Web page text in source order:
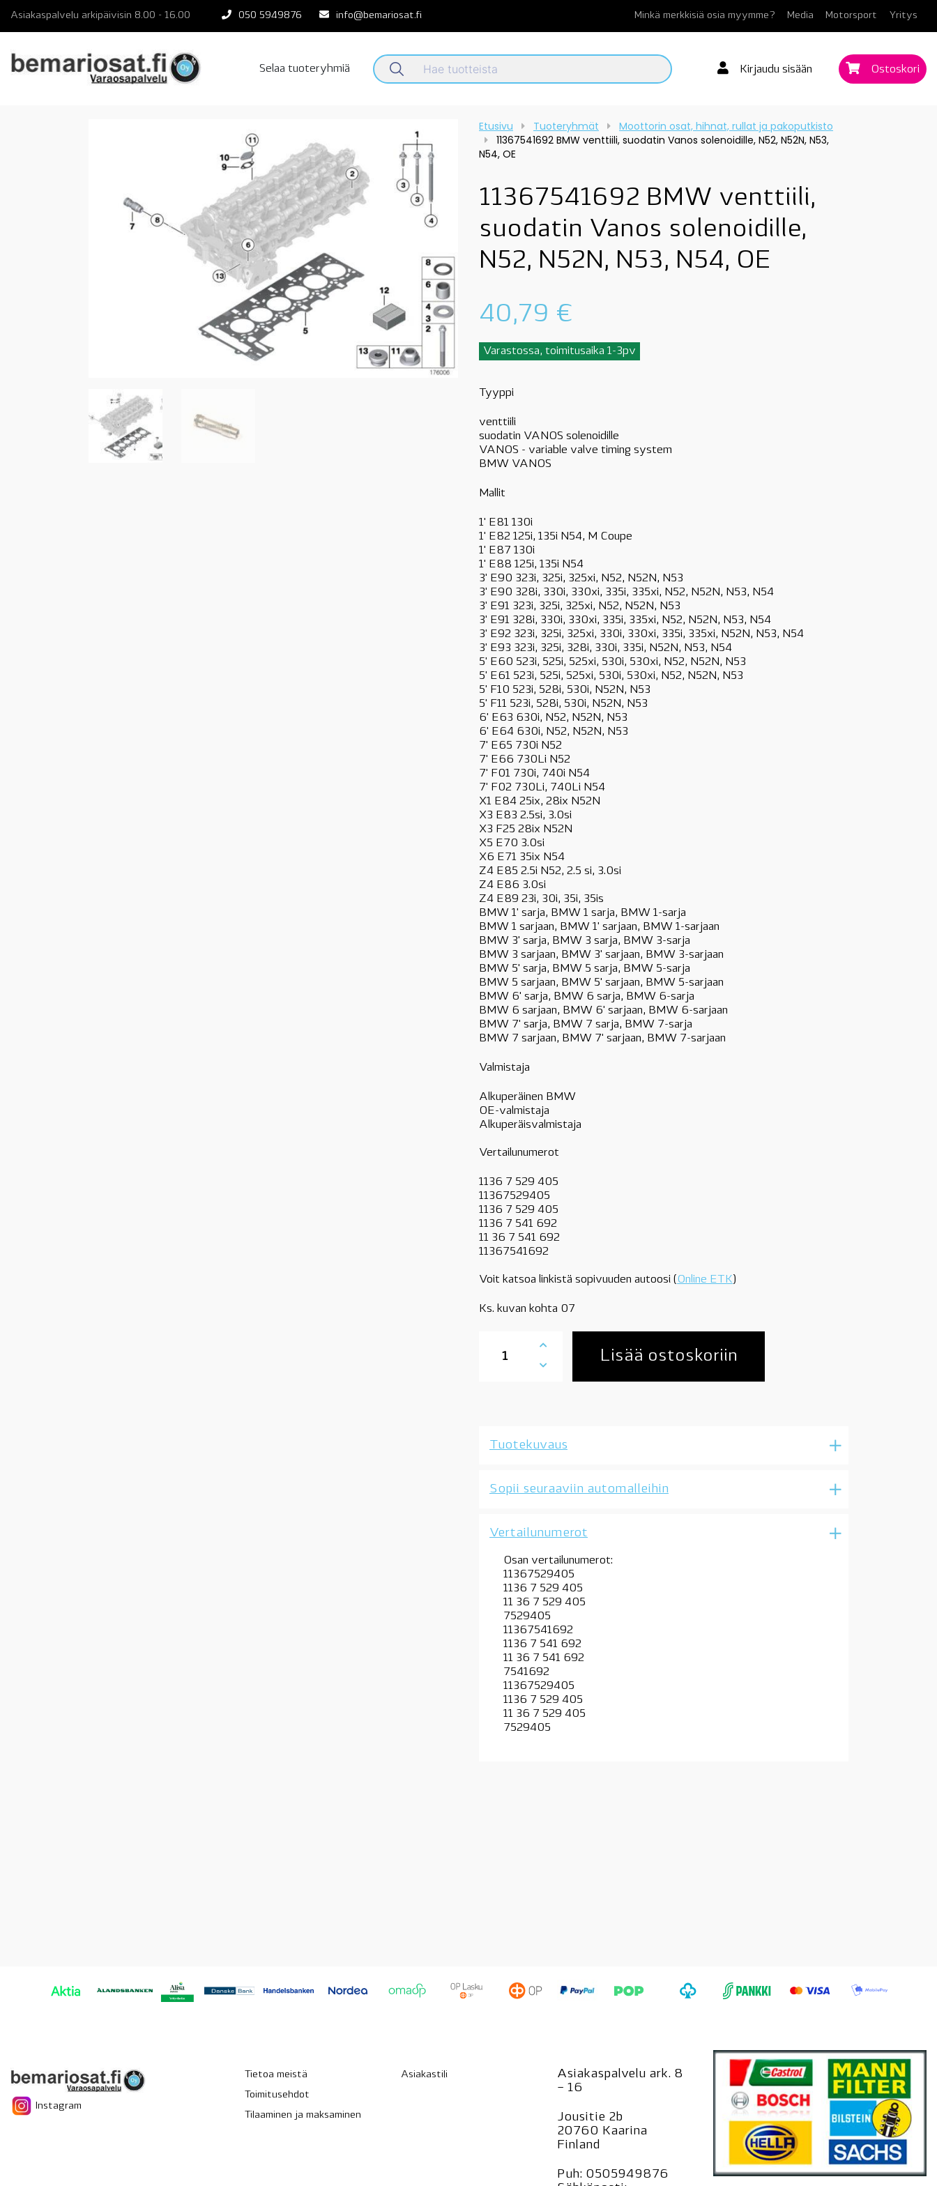
content
Asiakaspalvelu arkipäivisin 8.00 - 16.00 050 5949876 info@bemariosat.fi Minkä merkkisiä osia myymme? Media Motorsport Yritys
Selaa tuoteryhmiä Kirjaudu sisään Ostoskori
Etusivu Tuoteryhmät
Moottorin osat, hihnat, rullat ja pakoputkisto
11367541692 BMW venttiili, suodatin Vanos solenoidille, N52, N52N, N53,
N54, OE
11367541692 BMW venttiili,
suodatin Vanos solenoidille,
N52, N52N, N53, N54, OE
40,79 €
Varastossa, toimitusaika 1-3pv
Tyyppi
venttiili
suodatin VANOS solenoidille
VANOS - variable valve timing system
BMW VANOS
Mallit
1' E81 130i
1' E82 125i, 135i N54, M Coupe
1' E87 130i
1' E88 125i, 135i N54
3' E90 323i, 325i, 325xi, N52, N52N, N53
3' E90 328i, 330i, 330xi, 335i, 335xi, N52, N52N, N53, N54
3' E91 323i, 325i, 325xi, N52, N52N, N53
3' E91 328i, 330i, 330xi, 335i, 335xi, N52, N52N, N53, N54
3' E92 323i, 325i, 325xi, 330i, 330xi, 335i, 335xi, N52N, N53, N54
3' E93 323i, 325i, 328i, 330i, 335i, N52N, N53, N54
5' E60 523i, 525i, 525xi, 530i, 530xi, N52, N52N, N53
5' E61 523i, 525i, 525xi, 530i, 530xi, N52, N52N, N53
5' F10 523i, 528i, 530i, N52N, N53
5' F11 523i, 528i, 530i, N52N, N53
6' E63 630i, N52, N52N, N53
6' E64 630i, N52, N52N, N53
7' E65 730i N52
7' E66 730Li N52
7' F01 730i, 740i N54
7' F02 730Li, 740Li N54
X1 E84 25ix, 28ix N52N
X3 E83 2.5si, 3.0si
X3 F25 28ix N52N
X5 E70 3.0si
X6 E71 35ix N54
Z4 E85 2.5i N52, 2.5 si, 3.0si
Z4 E86 3.0si
Z4 E89 23i, 30i, 35i, 35is
BMW 1' sarja, BMW 1 sarja, BMW 1-sarja
BMW 1 sarjaan, BMW 1' sarjaan, BMW 1-sarjaan
BMW 3' sarja, BMW 3 sarja, BMW 3-sarja
BMW 3 sarjaan, BMW 3' sarjaan, BMW 3-sarjaan
BMW 5' sarja, BMW 5 sarja, BMW 5-sarja
BMW 5 sarjaan, BMW 5' sarjaan, BMW 5-sarjaan
BMW 6' sarja, BMW 6 sarja, BMW 6-sarja
BMW 6 sarjaan, BMW 6' sarjaan, BMW 6-sarjaan
BMW 7' sarja, BMW 7 sarja, BMW 7-sarja
BMW 7 sarjaan, BMW 7' sarjaan, BMW 7-sarjaan
Valmistaja
Alkuperäinen BMW
OE-valmistaja
Alkuperäisvalmistaja
Vertailunumerot
1136 7 529 405
11367529405
1136 7 529 405
1136 7 541 692
11 36 7 541 692
11367541692
Voit katsoa linkistä sopivuuden autoosi (Online ETK)
Ks. kuvan kohta 07
BMW
N53,
määrä
Lisää ostoskoriin
Tuotekuvaus
Sopii seuraaviin automalleihin
Vertailunumerot
Osan vertailunumerot:
11367529405
1136 7 529 405
11 36 7 529 405
7529405
11367541692
1136 7 541 692
11 36 7 541 692
7541692
11367529405
1136 7 529 405
11 36 7 529 405
7529405
Instagram
Tietoa meistä
Toimitusehdot
Tilaaminen ja maksaminen
Asiakastili
Asiakaspalvelu ark. 8
– 16
Jousitie 2b
20760 Kaarina
Finland
Puh: 0505949876